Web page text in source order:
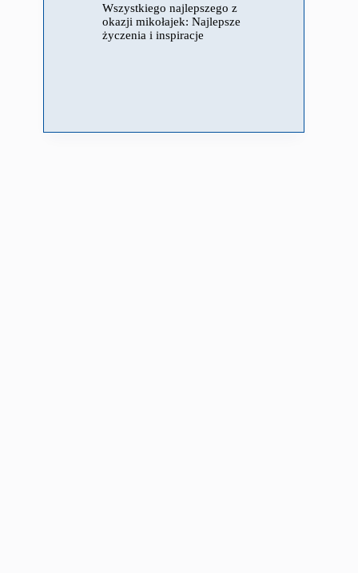
Wszystkiego najlepszego z
okazji mikołajek: Najlepsze
życzenia i inspiracje